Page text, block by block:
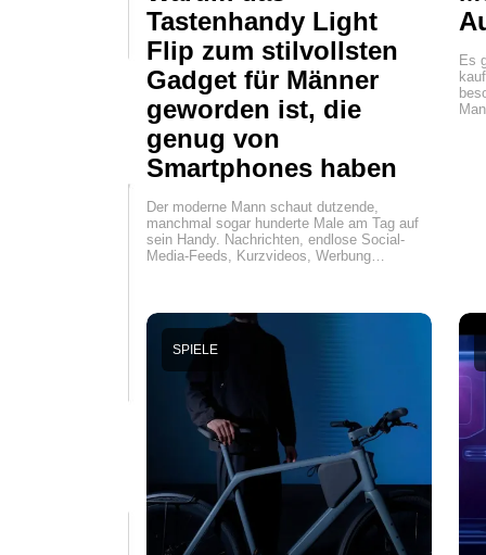
Tastenhandy Light
Flip zum stilvollsten
Gadget für Männer
geworden ist, die
genug von
Smartphones haben
Der moderne Mann schaut dutzende,
manchmal sogar hunderte Male am Tag auf
sein Handy. Nachrichten, endlose Social-
Media-Feeds, Kurzvideos, Werbung…
Es
SPIELE